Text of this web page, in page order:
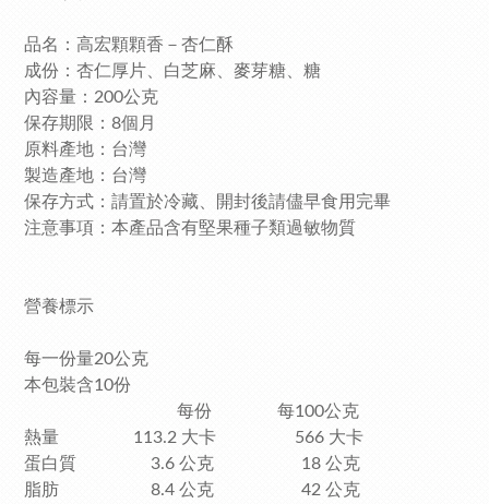
品名：高宏顆顆香－杏仁酥
成份：杏仁厚片、白芝麻、麥芽糖、糖
內容量：200公克
保存期限：8個月
原料產地：台灣
製造產地：台灣
保存方式：請置於冷藏、開封後請儘早食用完畢
注意事項：本產品含有堅果種子類過敏物質
營養標示
每一份量20公克
本包裝含10份
每份 每100公克
熱量 113.2 大卡 566 大卡
蛋白質 3.6 公克 18 公克
脂肪 8.4 公克 42 公克